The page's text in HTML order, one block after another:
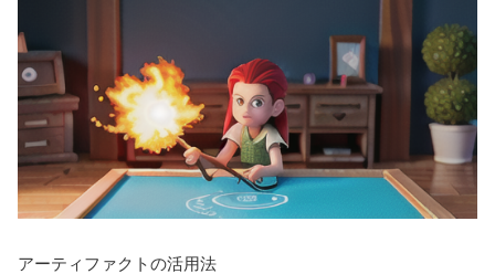
アーティファクトの活用法